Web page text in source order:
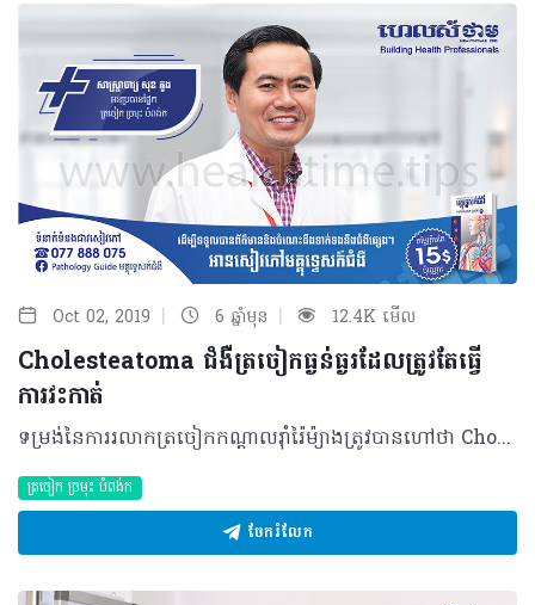
Oct 02, 2019 | 6 ឆ្នាំមុន | 12.4K មើល
Cholesteatoma ជំងឺត្រចៀកធ្ងន់ធ្ងរដែលត្រូវតែធ្វើ
ការវះកាត់
ទម្រង់នៃការរលាកត្រចៀកកណ្តាលរ៉ាំរ៉ៃម៉្យាងត្រូវបានហៅថា Cholesteatoma ត្រចៀក បង្កឡើងពីកោសិកាស្បែកប្រភេទ épithélium pavimenteux ឬ simple squamous epithelium ដែលជ្រៀតចូលទៅក្នុងត្រចៀកកណ្តាល មានដំណើរវិវឌ្ឍយ៉ាងស្ងៀមស្ងាត់ឈានដល់កូនឆ្អឹងតូចៗ (Auditory Ossicle) នៃត្រចៀកកណ្តាល។ Cholesteatoma ត្រចៀកជាបញ្ហាចោទធ្ងន់ធ្ងរបំផុតមួយដែលពិបាកព្យាបាល បើប្រៀបធៀបជាមួយជំងឺកើតលើត្រចៀកផ្សេងទៀត។ បច្ចុប្បន្ន ប្រជាជនកម្ពុជាហាក់មានការប្រឈមច្រើនគួរឲ្យកត់សម្គាល់ ដោយសារពុំមានទម្លាប់ថែរក្សា និងត្រួតពិនិត្យត្រចៀកជាប្រចាំ រហូតទាល់តែមានសញ្ញា ឬឈឺទើបសម្រេចចិត្តមកជួបប្រឹក្សាជាមួយគ្រូពេទ្យ។ ជាក់ស្តែង Cholesteatoma កើតមានជាពិសេសចំពោះបុគ្គលមានបញ្ហារលាកត្រចៀករ៉ាំរ៉ៃ ដែលភាគច្រើននៅចន្លោះអាយុពី៥ឆ្នាំ ទៅ១៥ឆ្នាំ។ មូលហេតុ ការរលាកត្រចៀកកណ្តាលរ៉ាំរ៉ៃដែលជា Cholesteatoma កើតមានឡើងដោយសារមូលហេតុសំខាន់ៗរួមមាន៖ • ជំងឺដក់ទឹកក្នុងត្រចៀកកណ្តាលរ៉ាំរ៉ៃរយៈពេលយូរដែលបង្កឲ្យក្រដាសត្រចៀកកាន់តែស្តើង ប៉ះពាល់ដល់ភាពស្វិតនៃក្រដាសត្រចៀកធ្វើឲ្យក្រដាសត្រចៀកផតចូលក្នុង បន្ទាប់មកស្បែកនៅត្រចៀកខាងក្រៅលូនចូលទៅក្នុងតាមការផតនៃក្រដាសត្រចៀក ប៉ះពាល់ដល់ត្រចៀកកណ្តាល។ • អ្នកជំងឺធ្លាយក្រដាសត្រចៀក មានន័យថាគ្មានរនាំងការពាររយៈពេលយូរ ធ្វើឲ្យស្បែកនៅខាងក្រៅដុះលូនចូលទៅក្នុងត្រចៀកបង្កជា Cholesteatoma។ • មូលហេតុពីកំណើត គឺក្នុងពេលបង្កកំណើតទារកមានដុះនូវកោសិកាស្បែកមួយតូចនៅក្នុងត្រចៀកកណ្តាលតែម្តង ដែលកោសិកានេះលូតលាស់កាន់តែធំតាមវ័យ។ • អ្នកជំងឺមានបញ្ហាហូរសម្បោររ៉ាំរ៉ៃ មានខ្ទុះក្នុងច្រមុះ ឬមានដុះសាច់បំពង់កនៅផ្នែកខាងក្រោយ បង្កឲ្យស្ទះ និងរលាកត្រចៀកកណ្តាលរ៉ាំរ៉ៃ ដោយសារការស្ទះខ្យល់ក្នុងត្រចៀកដែលរ៉ាប់រងដោយ eustachain tube (សរីរាង្គដង្ហើមត្រចៀកមកបំពង់ក)។ • ការធ្លាយក្រដាសត្រចៀក ដោយសារការសម្អាតត្រចៀកខ្លួនឯង និងមិនបានប្រឹក្សាជាមួយគ្រូពេទ្យជំនាញ។ រោគសញ្ញា និងផលវិបាក Cholesteatoma មានដំណើរវិវឌ្ឍយ៉ាងស្ងប់ស្ងាត់ដោយដំបូងពុំធ្វើឲ្យអ្នកជំងឺមានសញ្ញាណាមួយឡើយ ឬមានត្រឹមអាការៈតិចតួចដែលមិនគួរឲ្យចាប់អារម្មណ៍ឬកត់សម្គាល់ឡើយ។ ភាគច្រើន អ្នកជំងឺអាចលេចចេញនូវសញ្ញាសម្គាល់ច្បាស់នៅពេលមានភាពធ្ងន់ធ្ងរទៅហើយរួមមានការឈឺចាប់ក្នុងត្រចៀកមួយចំហៀង ហូរខ្ទុះតាមត្រចៀក ឬហៅថាអំបៅអំបែកដែលមានក្លិនមិនល្អ ថយចុះសមត្ថភាពក្នុងការស្តាប់ឬរហូតបាត់បង់ការស្តាប់ និងវិលមុខ ដែលជាអាការៈបន្ទាប់បន្សំតែងជួបប្រទះ។ បន្ទាប់ពីរោគសញ្ញាកើតមានឡើងយូរខែ ឬយូរឆ្នាំដោយពុំបានទទួលការព្យាបាលត្រឹមត្រូវ នោះអ្នកជំងឺអាចនឹងប្រឈមជាមួយផលវិបាក នៅពេលប៉ះពាល់ដល់សរសៃប្រសាទទី៧ ដែលនាំឲ្យអ្នកជំងឺវៀចមាត់។ ម៉្យាងទៀត បញ្ហានេះអាចបង្កឲ្យរលាកឆ្អឹង mastoid ផ្នែកខាងក្រោយ ដែលបន្តរហូតរលាកត្រចៀកផ្នែកខាងក្នុង ហើយធ្វើឲ្យអ្នកជំងឺថ្លង់។ ប្រសិនបើមានការបង្ករោគដល់ Vestibular អ្នកជំងឺនឹងលេចចេញនូវអាការៈវិលមុខញឹកញាប់។ នៅទីបំផុតមេរោគអាចបង្កឲ្យមានរលាកស្រោមខួរក្បាល ឬរហូត មានខ្យល់ក្នុងខួរក្បាល និងអាប់សែខួរក្បាល ដែលធ្វើឲ្យអ្នកជំងឺស្លាប់បាន។ ការធ្វើរោគវិនិច្ឆ័យ ករណីសង្ស័យ អ្នកជំងឺនឹងតម្រូវឲ្យពិនិត្យដោយឆ្លុះត្រចៀក (Autoscope) ដែលអាចរកឃើញនូវដំបៅនៅផ្នែកខាងលើនៃក្រដាសត្រចៀក និងនៅគែមក្រដាសត្រចៀក ករណីធ្លាយ រួមជាមួយការសម្គាល់ឃើញដុំសៗច្រើន។ បើការពិនិត្យដោយឆ្លុះពុំអាចញែកបានឬរកមិនឃើញនោះអ្នកជំងឺនឹងតម្រូវឲ្យពិនិត្យដោយស៊ីធីស្គែន មើលលើឆ្អឹងត្រចៀក ឬរកមើលទីតាំង Cholesteatoma។ បន្ថែមពីការពិនិត្យទាំង ២ខាងលើ អ្នកជំងឺអាចនឹងត្រូវវាស់កម្រិតនៃការស្តាប់ដោយaudiogram ឬ PTA (Pure Tone audiometry) ព្រោះថាមានតែអ្នកជំងឺ cholesteatoma ប៉ុណ្ណោះដែលប៉ះពាល់ដល់ឆ្អឹងតូចៗនៅត្រចៀកកណ្តាលប្រសិនការស្តាប់ធ្លាក់ចុះខ្លាំង នោះមានន័យថា មានការខូចខាតកូនឆ្អឹង ឬការបញ្ជូនសំឡេងដាច់នៅផ្នែកណាមួយ។ វិធីសាស្ត្រព្យាបាល គួរបញ្ជាក់ថា គ្មានប្រភេទថ្នាំណាមួយដែលអាចព្យាបាល Cholesteatoma បានឡើយក្រៅពីការវះកាត់។ ជាទូទៅ ការវះកាត់នេះ ធ្វើឡើងនៅផ្នែកខាងក្រោយនៃត្រចៀកដើម្បីសម្អាតផ្នែករលាក ឬផ្នែកបង្ករោគ និងឆ្អឹងដែលខូចខាតចេញឲ្យអស់។ ការវះកាត់ Cholesteatoma ត្រចៀក ជាប្រភេទនៃការវះកាត់ពិបាកមួយ ដោយសារសរីរាង្គត្រចៀកមានទំហំតូចដែលមិនអាចមើលឃើញច្បាស់ដោយភ្នែកទទេនិងតម្រូវឲ្យប្រើមីក្រូទស្សន៍ពង្រីកក្នុងការវះកាត់។ ម៉្យាង សរីរាង្គត្រចៀកមានសរសៃច្រើនពិសេសសរសៃប្រសាទទី៧នៅផ្នែកខាងក្រោមបាតត្រចៀកដែលងាយនឹងប៉ះពេលវះកាត់ ក្នុងករណី Cholesteatoma ប៉ះដល់ឆ្អឹងការពារជុំវិញសរសៃប្រសាទនេះ។ វិធីសាស្រ្តការពារ • សម្អាតច្រមុះកុមារជានិច្ច ប្រសិនពួកគេតែងមានអាការៈតឹងច្រមុះ ឬហៀរសម្បោរជាប្រចាំ • ស្វែងរកការប្រឹក្សា និងព្យាបាលប្រសិនមានជំងឺដុះសាច់បំពង់កផ្នែកខាងក្រោយដែលតែងបង្ហាញចេញជាការស្រមុកខ្លាំង។ គួរចៀសវាងការសម្អាតត្រចៀកដោយខ្លួនឯង ដោយហេតុថាវាអាចចម្លងមេរោគផ្សិត ឬបង្កឲ្យធ្លាយក្រដាសត្រចៀក និងត្រូវជួបប្រឹក្សាជាមួយគ្រូពេទ្យឯកទេសឲ្យបានឆាប់បំផុតបើមានសញ្ញានៃបញ្ហាត្រចៀកណាមួយកើតឡើង។ បកស្រាយដោយ៖ សាស្រ្តាចារ្យ សុខ គួង អនុប្រធានផ្នែកត្រចៀក ច្រមុះ បំពង់ក នៃមន្ទីរពេទ្យព្រះអង្គឌួង អត្ថបទ៖ ដកស្រង់ចេញពីទស្សនាវដ្ដី ហេលស៍ថាម ប្រូ លេខ ៨៣ 2019 រក្សាសិទ្ធិគ្រប់យ៉ាង​ដោយ Healthtime Corporation ចំពោះគ្រប់អត្ថបទដោយគ្មានផ្នែកណាមួយត្រូវបោះពុម្ពផ្សាយចូលប្រព័ន្ធអុីនធឺណែតឧបករណ៍អេឡិចត្រូនិកអាត់ជាសំឡេងឬថតចំលងគ្រប់រូបភាពដោយគ្មានការអនុញ្ញាតឡើយ
ត្រចៀក ច្រមុះ បំពង់ក
ចែករំលែក